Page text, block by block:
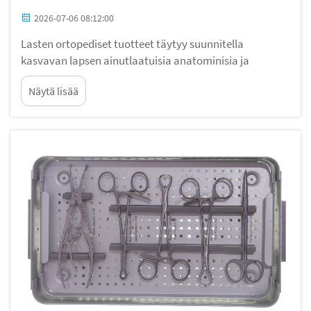
2026-07-06 08:12:00
Lasten ortopediset tuotteet täytyy suunnitella
kasvavan lapsen ainutlaatuisia anatominisia ja
fysiologisia tarpeita varten eri ikä- ja painoluokissa.
Lasten ortopedisten tuotteiden teknisten tietojen
täydellisyys määrittää, voidaanko laitetta käyttää…
Näytä lisää